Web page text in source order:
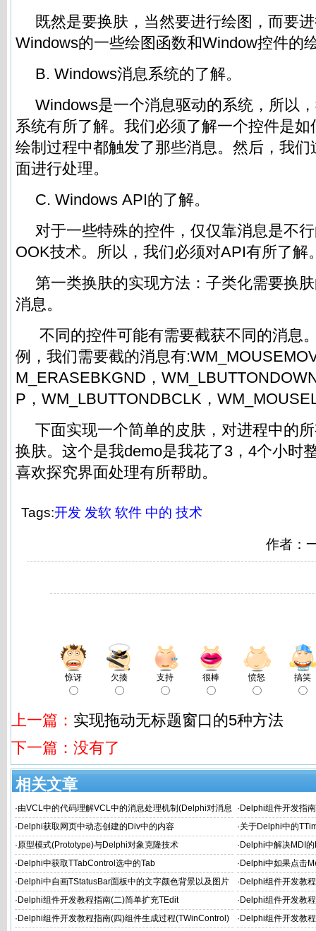
既然是要换肤，当然要进行绘图，而要
Windows的一些绘图函数和Window控件的
B. Windows消息系统的了解。
Windows是一个消息驱动的系统，所以
系统有所了解。我们必须了解一个控件是
绘制过程中都触发了那些消息。然后，我
面进行处理。
C. Windows API的了解。
对于一些特殊的控件，仅仅靠消息是不
OOK技术。所以，我们必须对API有所了解
第一类换肤的实现方法：子类化需要换
消息。
不同的控件可能有需要截获不同的消息
例，我们需要截的消息有
M_ERASEBKGND，
P，WM_LBUTTONDBCLK，
下面实现一个简单的皮肤，对进程中的
换肤。这个是我demo是我花了3，4个小时
喜欢探究界面处理有所帮助。
Tags:开发 发软 软件 中的 技术
作者：
惊讶 欠揍 支持 很棒 愤怒 搞笑
上一篇： 实现拖动无标题窗口的5种方法
下一篇：没有了
相关文章
·由VCL中的代码理解VCL中的消息处理机制(Delphi对消息
机的封装)
· Delphi组件开发指
· Delphi获取网页中动态创建的Div中的内容 ·关于Delphi中的
·原型模式(Prototype)与Delphi对象克隆技术 · Delphi中解决MDI
· Delphi中获取TTabControl选中的Tab · Delphi中如果点击
· Delphi中自画TStatusBar面板中的文字颜色背景以及图片 · Delphi组件开发教
· Delphi组件开发教程指南(二)简单扩充TEdit · Delphi组件开发教
· Delphi组件开发教程指南(四)组件生成过程(TWinControl) · Delphi组件开发教